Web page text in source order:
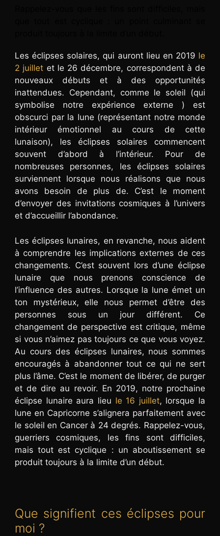
Les éclipses solaires, qui auront lieu en 2019 le
2 juillet et le 26 décembre, correspondent à de
nouveaux débuts et à des opportunités
inattendues. Cependant, comme le soleil (qui
symbolise notre expérience externe ) est
obscurci par la lune (représentant notre monde
intérieur émotionnel au cours de cette
lunaison), les éclipses solaires commencent
souvent d’abord à l’intérieur. Pour de
nombreuses personnes, les éclipses solaires
surviennent lorsque nous réalisons que nous
avons besoin de plus de. C’est le moment
d’envoyer des invitations cosmiques à l’univers
et d’accueillir l’abondance.
Les éclipses lunaires, en revanche, nous aident
à comprendre les implications externes de ces
changements. C’est souvent lors d’une éclipse
lunaire que nous prenons conscience de
l’influence des autres. Lorsque la lune émet un
ton mystérieux, elle nous permet d’être des
personnes sous un jour différent. Ce
changement de perspective est critique, même
si vous n’aimez pas toujours ce que vous voyez.
Au cours des éclipses lunaires, nous sommes
encouragés à abandonner tout ce qui ne sert
plus l’âme. C’est le moment de libérer, de purger
et de dire au revoir. En 2019, notre prochaine
éclipse lunaire aura lieu le 16 juillet, lorsque la
lune en Capricorne s’alignera parfaitement avec
le soleil en Cancer à 24 degrés. Rappelez-vous,
guerriers cosmiques, les fins sont difficiles,
mais tout est cyclique : un aboutissement se
produit toujours à la limite d’un début.
Que signifient ces éclipses pour
moi ?